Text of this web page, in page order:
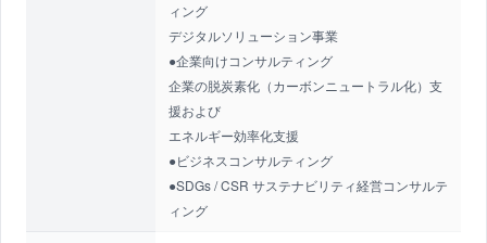
ィング
デジタルソリューション事業
●企業向けコンサルティング
企業の脱炭素化（カーボンニュートラル化）支
援および
エネルギー効率化支援
●ビジネスコンサルティング
●SDGs / CSR サステナビリティ経営コンサルテ
ィング